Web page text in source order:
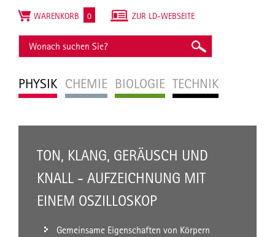
PHYSIK CHEMIE BIOLOGIE TECHNIK
ZUR LD-WEBSEITE
WARENKORB 0
TON, KLANG, GERÄUSCH UND
KNALL - AUFZEICHNUNG MIT
EINEM OSZILLOSKOP
Gemeinsame Eigenschaften von Körpern